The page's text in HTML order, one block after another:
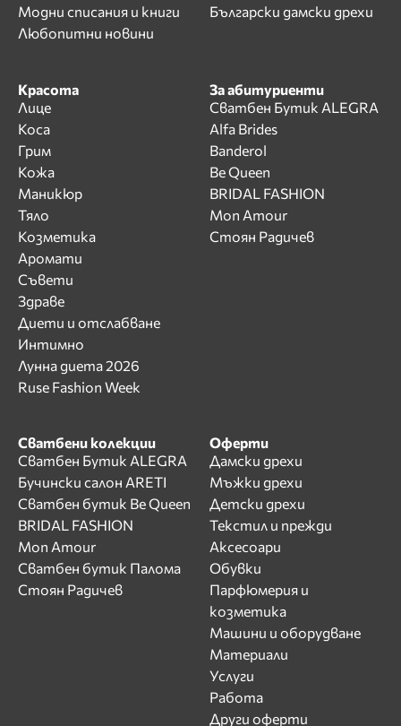
Модни списания и книги
Любопитни новини
Български дамски дрехи
Красота
Лице
Коса
Грим
Кожа
Маникюр
Тяло
Козметика
Аромати
Съвети
Здраве
Диети и отслабване
Интимно
Лунна диета 2026
Ruse Fashion Week
За абитуриенти
Сватбен Бутик ALEGRA
Alfa Brides
Banderol
Be Queen
BRIDAL FASHION
Mon Amour
Стоян Радичев
Сватбени колекции
Сватбен Бутик ALEGRA
Бучински салон ARETI
Сватбен бутик Be Queen
BRIDAL FASHION
Mon Amour
Сватбен бутик Палома
Стоян Радичев
Оферти
Дамски дрехи
Мъжки дрехи
Детски дрехи
Текстил и прежди
Аксесоари
Обувки
Парфюмерия и
козметика
Машини и оборудване
Материали
Услуги
Работа
Други оферти